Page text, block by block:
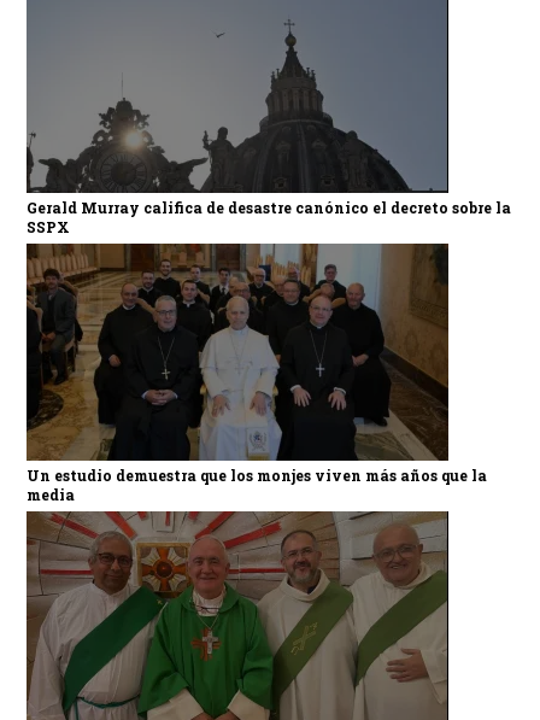
Gerald Murray califica de desastre canónico el decreto sobre la
SSPX
Un estudio demuestra que los monjes viven más años que la
media